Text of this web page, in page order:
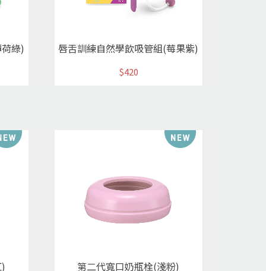
綠) 唇舌訓練自然學飲吸管組(莓果紫)
$420
第二代寬口奶瓶栓(淺粉)